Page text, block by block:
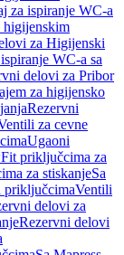
za ispiranje WC-a
za Higijenski
WC-a sa
delovi za Pribor
za higijensko
Rezervni
za cevne
Ugaoni
priključcima za
za stiskanjeSa
priključcimaVentili
delovi za
Rezervni delovi